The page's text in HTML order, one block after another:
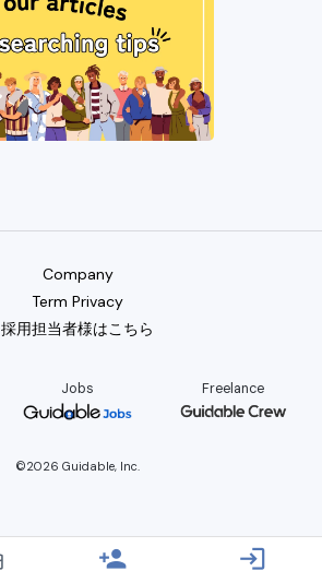
Company
Term Privacy
採用担当者様はこちら
Jobs Freelance
©2026 Guidable, Inc.
person_add login